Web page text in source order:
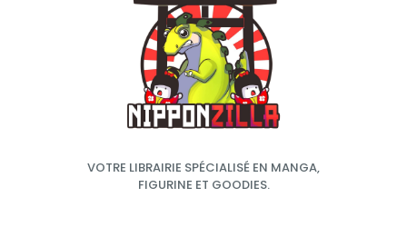
VOTRE LIBRAIRIE SPÉCIALISÉ EN MANGA,
FIGURINE ET GOODIES.